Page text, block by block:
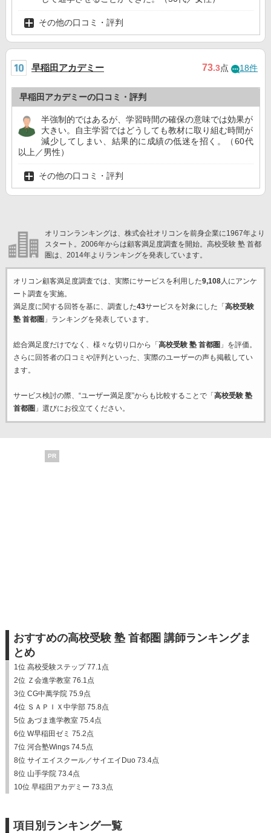
その他の口コミ・評判
早稲田アカデミー 73.3点 18件
早稲田アカデミーの口コミ・評判
半強制的ではあるが、学習時間の確保の意味では効果が
大きい。自主学習ではどうしても教材に取り組む時間が
減少してしまい、結果的に成績の低迷を招く。（60代
以上／男性）
その他の口コミ・評判
オリコンランキングは、株式会社オリコンを前身企業に1967年より
スタート。2006年からは顧客満足度調査を開始。高校受験 塾 首都
圏は、2014年よりランキングを発表しています。
オリコン顧客満足度調査では、実際にサービスを利用した9,108人にアンケ
ート調査を実施。
満足度に関する回答を基に、調査した43サービスを対象にした「 高校受験
塾 首都圏 」ランキングを発表しています。
総合満足度だけでなく、様々な切り口から「 高校受験 塾 首都圏 」を評価。
さらに回答者の口コミや評判といった、実際のユーザーの声も掲載してい
ます。
サービス検討の際、“ユーザー満足度”からも比較することで「 高校受験 塾
首都圏 」選びにお役立てください。
PR
おすすめの高校受験 塾 首都圏 講師ランキングま
とめ
1位 高校受験ステップ 77.1点
2位 Ｚ会進学教室 76.1点
3位 CG中萬学院 75.9点
4位 ＳＡＰＩＸ中学部 75.8点
5位 あづま進学教室 75.4点
6位 W早稲田ゼミ 75.2点
7位 河合塾Wings 74.5点
8位 サイエイスクール／サイエイDuo 73.4点
8位 山手学院 73.4点
10位 早稲田アカデミー 73.3点
項目別ランキング一覧